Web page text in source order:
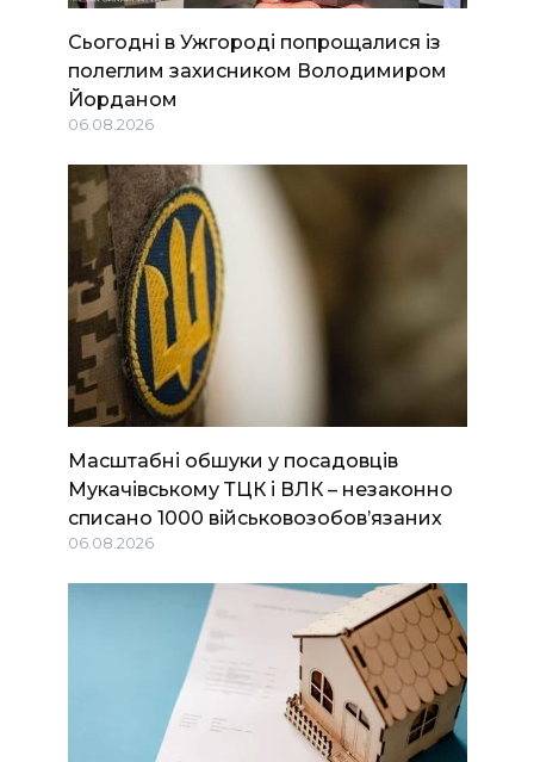
Сьогодні в Ужгороді попрощалися із
полеглим захисником Володимиром
Йорданом
06.08.2026
Масштабні обшуки у посадовців
Мукачівському ТЦК і ВЛК – незаконно
списано 1000 військовозобов’язаних
06.08.2026